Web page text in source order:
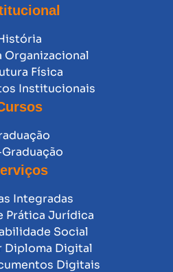
Organizacional
Física
Institucionais
Integradas
Prática Jurídica
Social
Diploma Digital
Digitais